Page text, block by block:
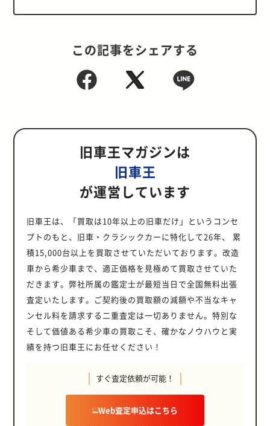
この記事をシェアする
旧車王マガジンは
旧車王
が運営しています
旧車王は、「買取は10年以上の旧車だけ」というコンセ
プトのもと、旧車・クラシックカーに特化して26年、 累
積15,000台以上を買取させていただいております。改造
車から希少車まで、適正価格を見極めて買取させていた
だきます。弊社所属の鑑定士が最短当日で全国無料出張
査定いたします。ご契約後の買取額の減額や不当なキャ
ンセル料を請求する二重査定は一切ありません。特別な
そして価値ある希少車の買取こそ、確かなノウハウと実
績を持つ旧車王にお任せください！
すぐ査定依頼が可能！
Web査定申込はこちら